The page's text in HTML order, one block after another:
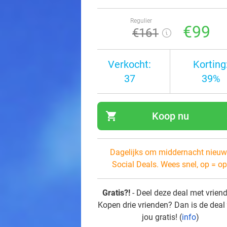
Regulier
€161 €99
Verkocht:
37
39%
shopping_cart Koop nu
Dagelijks om middernacht
Social Deals. Wees snel, op =
Gratis?! - Deel deze deal met
Kopen drie vrienden? Dan is de
jou gratis! (info)